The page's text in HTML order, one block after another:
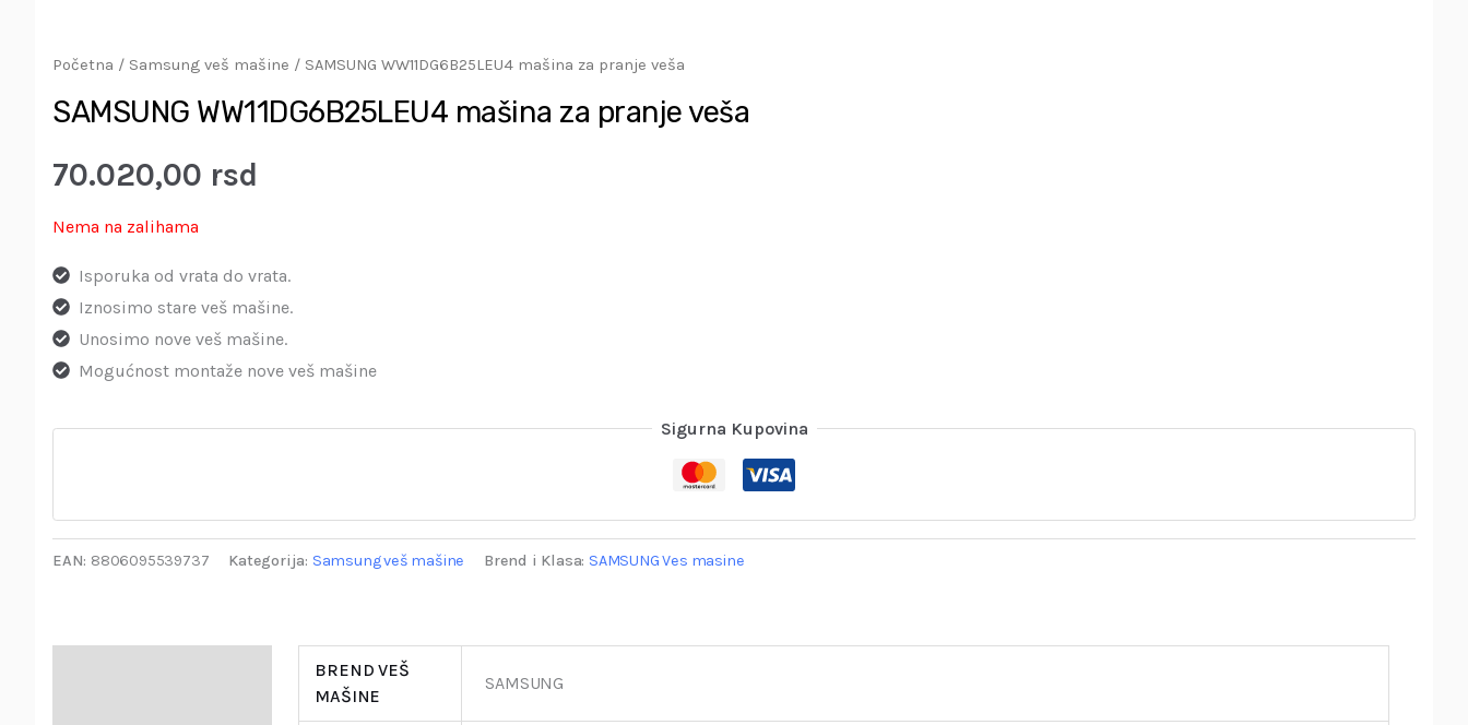
Početna / Samsung veš mašine / SAMSUNG WW11DG6B25LEU4 mašina za pranje veša
SAMSUNG WW11DG6B25LEU4 mašina za pranje veša
70.020,00 rsd
Nema na zalihama
Isporuka od vrata do vrata.
Iznosimo stare veš mašine.
Unosimo nove veš mašine.
Mogućnost montaže nove veš mašine
Sigurna Kupovina
EAN: 8806095539737 Kategorija: Samsung veš mašine Brend i Klasa: SAMSUNG Ves masine
BREND VEŠ
MAŠINE
SAMSUNG